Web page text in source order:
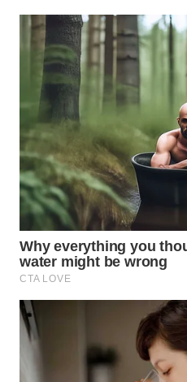
WN
SURABAYA
NATUNA
WN
BINTAN
WN
MANDALIKA
WN
LABUANBAJO